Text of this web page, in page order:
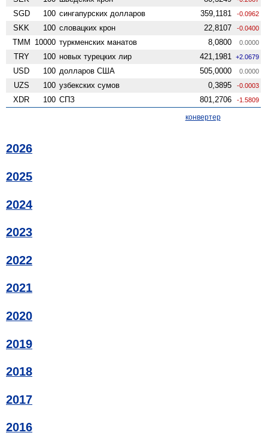
SGD 100 сингапурских долларов 359,1181 -0.0962
SKK 100 словацких крон 22,8107 -0.0400
TMM 10000 туркменских манатов 8,0800 0.0000
TRY 100 новых турецких лир 421,1981 +2.0679
USD 100 долларов США 505,0000 0.0000
UZS 100 узбекских сумов 0,3895 -0.0003
XDR 100 СПЗ 801,2706 -1.5809
конвертер
2026
2025
2024
2023
2022
2021
2020
2019
2018
2017
2016